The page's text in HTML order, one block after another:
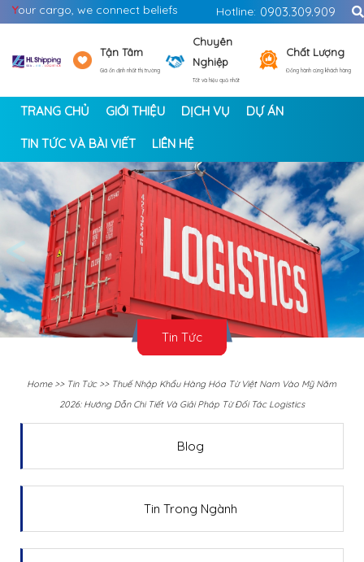
Your cargo, we connect beliefs Hotline: 0903.309.909
Tận Tâm
Giá ổn định nhất thị trường
Chuyên
Nghiệp
Tốt và hiệu quả nhất
Chất Lượng
Đồng hành cùng khách hàng
TRANG CHỦ GIỚI THIỆU DỊCH VỤ DỰ ÁN
TIN TỨC VÀ BÀI VIẾT LIÊN HỆ
< >
Tin Tức
Home>> Tin Tức>> Thuế Nhập Khẩu Hàng Hóa Từ Việt Nam Vào Mỹ Năm
2026: Hướng Dẫn Chi Tiết Và Giải Pháp Từ Đối Tác Logistics
Blog
Tin Trong Ngành